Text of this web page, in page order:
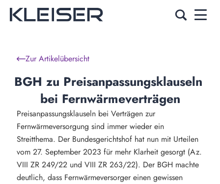
Zur Artikelübersicht
BGH zu Preisanpassungsklauseln
bei Fernwärmeverträgen
Preisanpassungsklauseln bei Verträgen zur
Fernwärmeversorgung sind immer wieder ein
Streitthema. Der Bundesgerichtshof hat nun mit Urteilen
vom 27. September 2023 für mehr Klarheit gesorgt (Az.
VIII ZR 249/22 und VIII ZR 263/22). Der BGH machte
deutlich, dass Fernwärmeversorger einen gewissen